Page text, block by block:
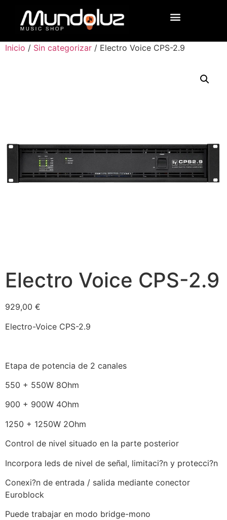
Inicio / Sin categorizar / Electro Voice CPS-2.9
Electro Voice CPS-2.9
929,00 €
Electro-Voice CPS-2.9
Etapa de potencia de 2 canales
550 + 550W 8Ohm
900 + 900W 4Ohm
1250 + 1250W 2Ohm
Control de nivel situado en la parte posterior
Incorpora leds de nivel de señal, limitaci?n y protecci?n
Conexi?n de entrada / salida mediante conector
Euroblock
Puede trabajar en modo bridge-mono